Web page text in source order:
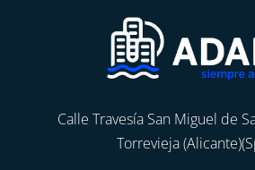
Calle Travesía San Miguel de
Torrevieja